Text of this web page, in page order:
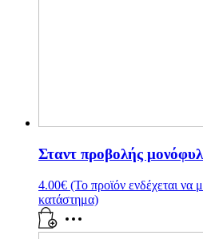
Σταντ προβολής
4.00€ (Το προϊόν ενδέχεται να
κατάστημα)